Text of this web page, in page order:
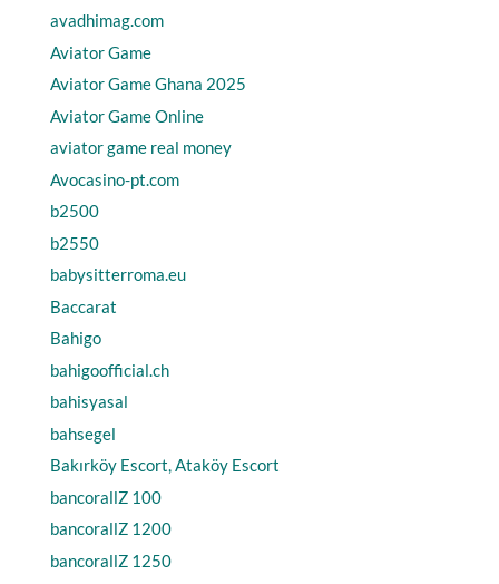
avadhimag.com
Aviator Game
Aviator Game Ghana 2025
Aviator Game Online
aviator game real money
Avocasino-pt.com
b2500
b2550
babysitterroma.eu
Baccarat
Bahigo
bahigoofficial.ch
bahisyasal
bahsegel
Bakırköy Escort, Ataköy Escort
bancorallZ 100
bancorallZ 1200
bancorallZ 1250